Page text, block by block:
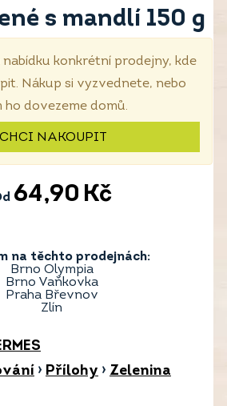
s mandlí 150 g
nabídku konkrétní prodejny, kde
Nákup si vyzvednete, nebo
ho dovezeme domů.
CHCI NAKOUPIT
64,90 Kč
na těchto prodejnách:
Brno Olympia
Brno Vaňkovka
Praha Břevnov
Zlín
› Přílohy › Zelenina